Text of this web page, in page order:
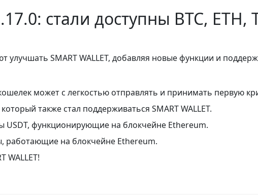
стали доступны BTC, ETH,
улучшать SMART WALLET, добавляя новые функции и
может с легкостью отправлять и принимать первую
также стал поддерживаться SMART WALLET.
USDT, функционирующие на блокчейне Ethereum.
работающие на блокчейне Ethereum.
WALLET!